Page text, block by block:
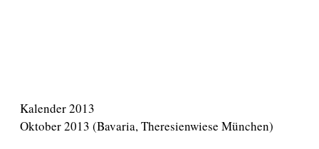
Kalender 2013
Oktober 2013 (Bavaria, Theresienwiese München)